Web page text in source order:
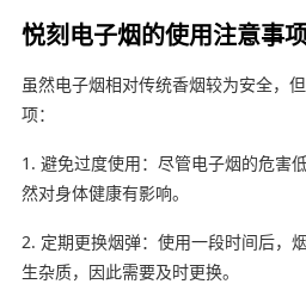
悦刻电子烟的使用注意事
虽然电子烟相对传统香烟较为安全，
项：
1. 避免过度使用：尽管电子烟的危害
然对身体健康有影响。
2. 定期更换烟弹：使用一段时间后，
生杂质，因此需要及时更换。